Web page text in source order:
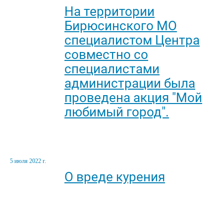
На территории
Бирюсинского МО
специалистом Центра
совместно со
специалистами
администрации была
проведена акция "Мой
любимый город".
5 июля 2022 г.
О вреде курения